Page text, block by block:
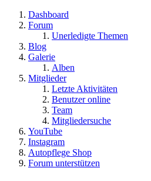
Dashboard
Forum
Unerledigte Themen
Blog
Galerie
Alben
Mitglieder
Letzte Aktivitäten
Benutzer online
Team
Mitgliedersuche
YouTube
Instagram
Autopflege Shop
Forum unterstützen